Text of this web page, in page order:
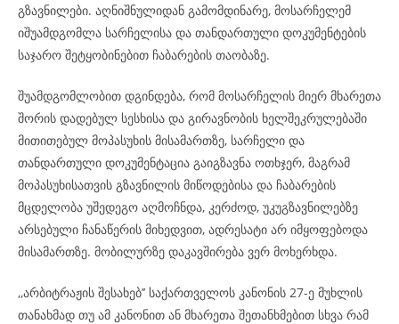
გზავნილები. აღნიშნულიდან გამომდინარე, მოსარჩელემ
იშუამდგომლა სარჩელისა და თანდართული დოკუმენტების
საჯარო შეტყობინებით ჩაბარების თაობაზე.
შუამდგომლობით დგინდება, რომ მოსარჩელის მიერ მხარეთა
შორის დადებულ სესხისა და გირავნობის ხელშეკრულებაში
მითითებულ მოპასუხის მისამართზე, სარჩელი და
თანდართული დოკუმენტაცია გაიგზავნა ოთხჯერ, მაგრამ
მოპასუხისათვის გზავნილის მიწოდებისა და ჩაბარების
მცდელობა უშედეგო აღმოჩნდა, კერძოდ, უკუგზავნილებზე
არსებული ჩანაწერის მიხედვით, ადრესატი არ იმყოფებოდა
მისამართზე. მობილურზე დაკავშირება ვერ მოხერხდა.
,,არბიტრაჟის შესახებ’’ საქართველოს კანონის 27-ე მუხლის
თანახმად თუ ამ კანონით ან მხარეთა შეთანხმებით სხვა რამ